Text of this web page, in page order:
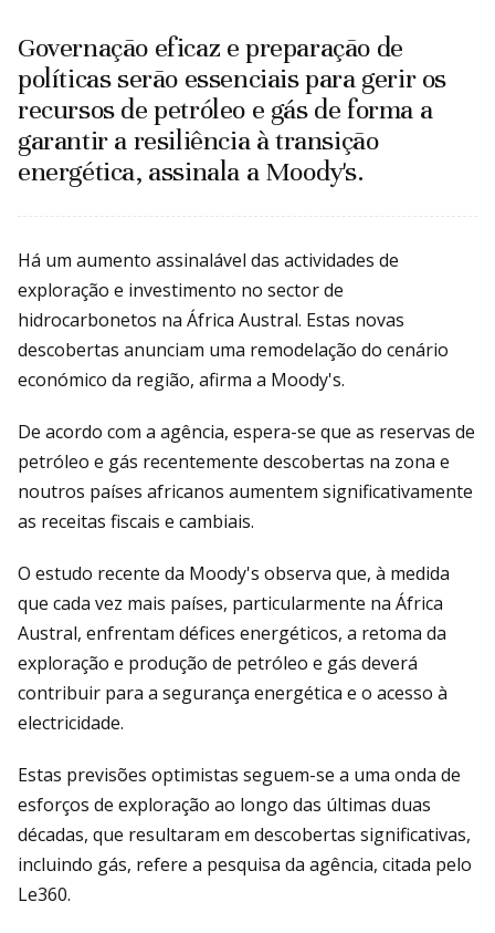
Governação eficaz e preparação de
políticas serão essenciais para gerir os
recursos de petróleo e gás de forma a
garantir a resiliência à transição
energética, assinala a Moody's.
Há um aumento assinalável das actividades de
exploração e investimento no sector de
hidrocarbonetos na África Austral. Estas novas
descobertas anunciam uma remodelação do cenário
económico da região, afirma a Moody's.
De acordo com a agência, espera-se que as reservas de
petróleo e gás recentemente descobertas na zona e
noutros países africanos aumentem significativamente
as receitas fiscais e cambiais.
O estudo recente da Moody's observa que, à medida
que cada vez mais países, particularmente na África
Austral, enfrentam défices energéticos, a retoma da
exploração e produção de petróleo e gás deverá
contribuir para a segurança energética e o acesso à
electricidade.
Estas previsões optimistas seguem-se a uma onda de
esforços de exploração ao longo das últimas duas
décadas, que resultaram em descobertas significativas,
incluindo gás, refere a pesquisa da agência, citada pelo
Le360.